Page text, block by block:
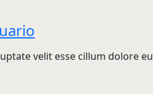
velit esse cillum dolore eu